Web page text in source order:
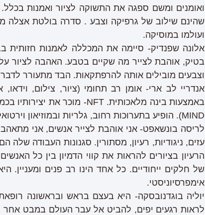
ואומנים ומשם ספגה את התשוקה לציור ואמנות
שהינם שילוב של גרפיקה וצבע . סדרה בולטת אצלה
ועולמו במוסיקה.
אלונה שפנדיק- סיימה את המכללה לאמנות חזותית
בטיק, אוהבת לצייר מה שקיים בטבע. האהבה לציור
וצבעים מובילים אותה להרפתקאות. הבד מתעורר
אנדריי לב ארי- אומן רב תחומי (ציור, צילום,
MIND). הופיע בתערוכות רחוב, גלריות ובמוזיאון וירטואלי.
לריסה בונשאפט- אני אוהבת לצייר אנשים, אני
עזים, ניגודיות, רעיון, מסתורין. סגנונות העבודה
הרעיון בציורים להראות את קווי הדמיון בין כל
של חלקים ייחודיים. כל אחד הינו רב פנים ומעניין.
אימפרסיוניסטי.
יוליה בוגדנובסקה- היא בעצם בראש ובראשונה
לראות רגעים יפים, להביט אל עבר העולם במבט אחר